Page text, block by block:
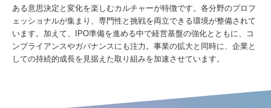
ある意思決定と変化を楽しむカルチャーが特徴です。各分野のプロフ
ェッショナルが集まり、専門性と挑戦を両立できる環境が整備されて
います。加えて、IPO準備を進める中で経営基盤の強化とともに、コ
ンプライアンスやガバナンスにも注力。事業の拡大と同時に、企業と
しての持続的成長を見据えた取り組みを加速させています。